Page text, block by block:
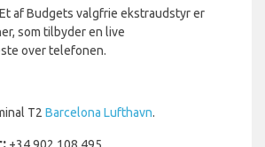
Et af Budgets valgfrie ekstraudstyr er
som tilbyder en live
over telefonen.
T2 Barcelona Lufthavn.
+34 902 108 495